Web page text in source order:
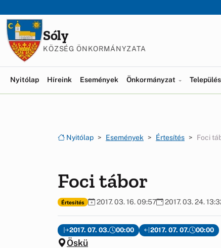
Sóly
KÖZSÉG ÖNKORMÁNYZATA
Nyitólap Híreink Események Önkormányzat
Nyitólap Események Értesítés Foci
Foci tábor
Értesítés 2017. 03. 16. 09:57 2017. 03. 24.
2017. 07. 03. 00:00 2017. 07. 07. 00:00
Öskü